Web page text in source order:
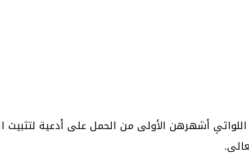
أشهرهن الأولى من الحمل على أدعية لتثبيت